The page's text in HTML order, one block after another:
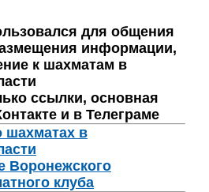
для общения
информации,
к шахматам в
ссылки, основная
и в Телеграме
шахматах в
Воронежского
клуба